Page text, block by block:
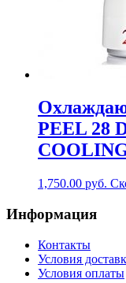
PEEL 28
1,750.00 руб.
Информация
Контакты
Условия
Условия оплаты